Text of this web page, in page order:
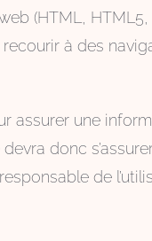
(HTML,
à des
une
donc
de